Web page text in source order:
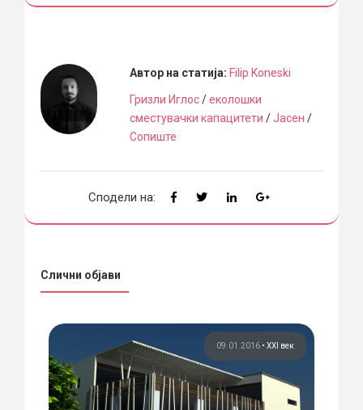
Автор на статија: Filip Koneski
Гризли Иглос/еколошки
сместувачки капацитети /Јасен /
Сопиште
Сподели на:
Слични објави
09.01.2016 • XXI век